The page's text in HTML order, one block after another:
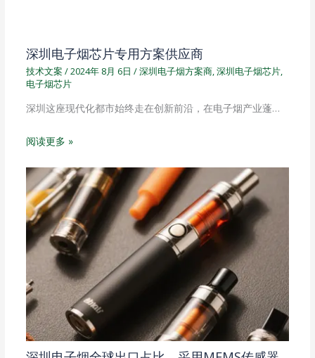
深圳电子烟芯片专用方案供应商
技术文案/2024年 8月 6日 /深圳电子烟方案商,深圳电子烟芯片,
电子烟芯片
深圳这座现代化都市始终走在创新前沿，在电子烟产业蓬…
阅读更多 »